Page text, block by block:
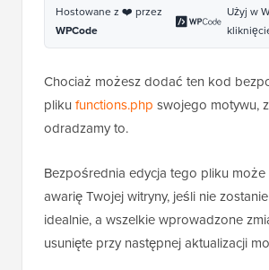
, 20 );
WPCode
Chociaż możesz dodać ten kod
odradzamy to.
Bezpośrednia edycja tego pliku może
awarię Twojej witryny, jeśli nie zostanie